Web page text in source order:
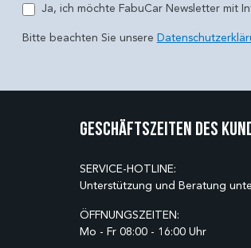
Ja, ich möchte FabuCar Newsletter mit
Bitte beachten Sie unsere
Geschäftszeiten des
SERVICE-HOTLINE:
Unterstützung und Beratung
ÖFFNUNGSZEITEN:
Mo - Fr 08:00 - 16:00 Uhr